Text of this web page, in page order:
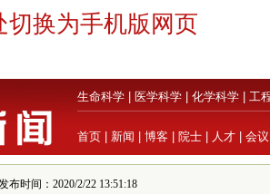
切换为手机版网页
生命科学 医学科学 化学科学 工
首页 新闻 博客 院士 人才 会议
布时间：2020/2/22 13:51:18